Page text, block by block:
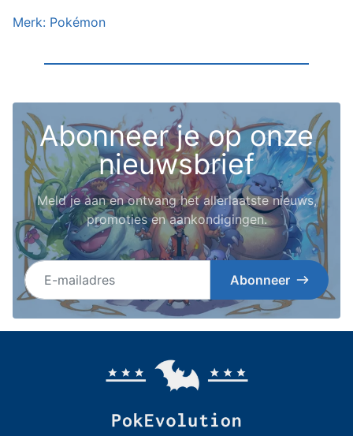
Merk: Pokémon
Abonneer je op onze
nieuwsbrief
Meld je aan en ontvang het allerlaatste nieuws,
promoties en aankondigingen.
E-mailadres
Abonneer